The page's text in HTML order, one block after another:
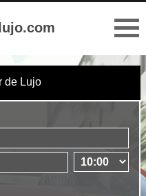
de Lujo